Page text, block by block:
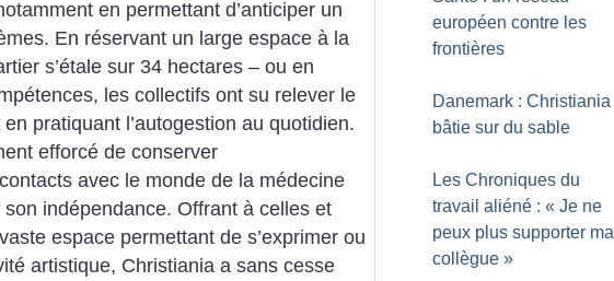
en permettant d’anticiper un
En réservant un large espace à la
s’étale sur 34 hectares – ou en
les collectifs ont su relever le
pratiquant l’autogestion au quotidien.
efforcé de conserver
avec le monde de la médecine
indépendance. Offrant à celles et
espace permettant de s’exprimer ou
artistique, Christiania a sans cesse
européen contre les
frontières
Danemark : Christiania
bâtie sur du sable
Les Chroniques du
travail aliéné : « Je ne
peux plus supporter ma
collègue »